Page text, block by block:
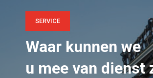
SERVICE
Waar kunnen we
u mee van dienst